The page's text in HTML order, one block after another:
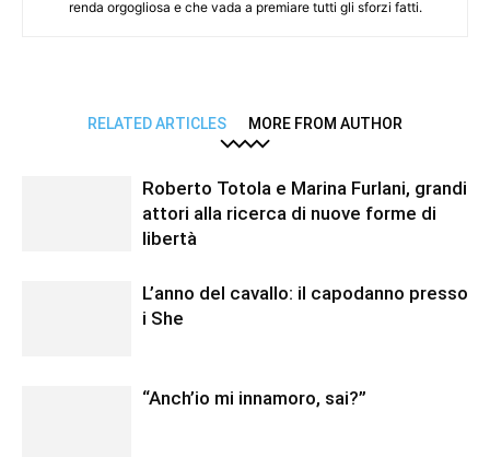
renda orgogliosa e che vada a premiare tutti gli sforzi fatti.
RELATED ARTICLES MORE FROM AUTHOR
Roberto Totola e Marina Furlani, grandi
attori alla ricerca di nuove forme di
libertà
L’anno del cavallo: il capodanno presso
i She
“Anch’io mi innamoro, sai?”